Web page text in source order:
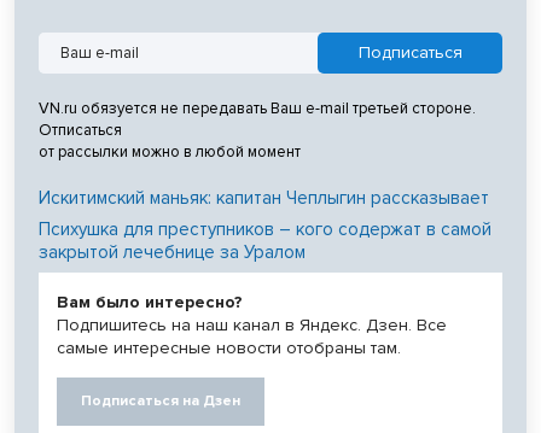
VN.ru обязуется не передавать Ваш e-mail третьей стороне.
Отписаться
от рассылки можно в любой момент
Искитимский маньяк: капитан Чеплыгин рассказывает
Психушка для преступников – кого содержат в самой
закрытой лечебнице за Уралом
Вам было интересно?
Подпишитесь на наш канал в Яндекс. Дзен. Все
самые интересные новости отобраны там.
Подписаться на Дзен